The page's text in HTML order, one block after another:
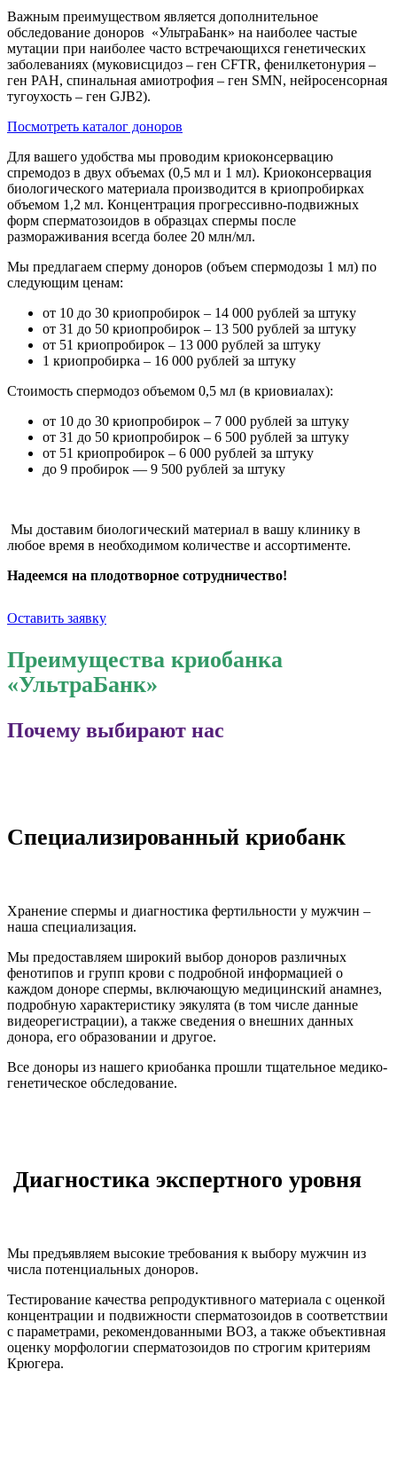
Важным преимуществом является дополнительное
обследование доноров «УльтраБанк» на наиболее частые
мутации при наиболее часто встречающихся генетических
заболеваниях (муковисцидоз – ген CFTR, фенилкетонурия –
ген PAH, спинальная амиотрофия – ген SMN, нейросенсорная
тугоухость – ген GJB2).
Посмотреть каталог доноров
Для вашего удобства мы проводим криоконсервацию
спремодоз в двух объемах (0,5 мл и 1 мл). Криоконсервация
биологического материала производится в криопробирках
объемом 1,2 мл. Концентрация прогрессивно-подвижных
форм сперматозоидов в образцах спермы после
размораживания всегда более 20 млн/мл.
Мы предлагаем сперму доноров (объем спермодозы 1 мл) по
следующим ценам:
от 10 до 30 криопробирок – 14 000 рублей за штуку
от 31 до 50 криопробирок – 13 500 рублей за штуку
от 51 криопробирок – 13 000 рублей за штуку
1 криопробирка – 16 000 рублей за штуку
Стоимость спермодоз объемом 0,5 мл (в криовиалах):
от 10 до 30 криопробирок – 7 000 рублей за штуку
от 31 до 50 криопробирок – 6 500 рублей за штуку
от 51 криопробирок – 6 000 рублей за штуку
до 9 пробирок — 9 500 рублей за штуку
Мы доставим биологический материал в вашу клинику в
любое время в необходимом количестве и ассортименте.
Надеемся на плодотворное сотрудничество!
Оставить заявку
Преимущества криобанка
«УльтраБанк»
Почему выбирают нас
Специализированный криобанк
Хранение спермы и диагностика фертильности у мужчин –
наша специализация.
Мы предоставляем широкий выбор доноров различных
фенотипов и групп крови с подробной информацией о
каждом доноре спермы, включающую медицинский анамнез,
подробную характеристику эякулята (в том числе данные
видеорегистрации), а также сведения о внешних данных
донора, его образовании и другое.
Все доноры из нашего криобанка прошли тщательное медико-
генетическое обследование.
Диагностика экспертного уровня
Мы предъявляем высокие требования к выбору мужчин из
числа потенциальных доноров.
Тестирование качества репродуктивного материала с оценкой
концентрации и подвижности сперматозоидов в соответствии
с параметрами, рекомендованными ВОЗ, а также объективная
оценку морфологии сперматозоидов по строгим критериям
Крюгера.